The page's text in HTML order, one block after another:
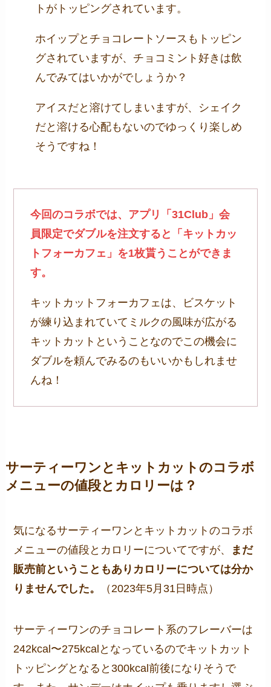
トがトッピングされています。
ホイップとチョコレートソースもトッピン
グされていますが、チョコミント好きは飲
んでみてはいかがでしょうか？
アイスだと溶けてしまいますが、シェイク
だと溶ける心配もないのでゆっくり楽しめ
そうですね！
今回のコラボでは、アプリ「31Club」会
員限定でダブルを注文すると「キットカッ
トフォーカフェ」を1枚貰うことができま
す。
キットカットフォーカフェは、ビスケット
が練り込まれていてミルクの風味が広がる
キットカットということなのでこの機会に
ダブルを頼んでみるのもいいかもしれませ
んね！
サーティーワンとキットカットのコラボ
メニューの値段とカロリーは？
気になるサーティーワンとキットカットのコラボ
メニューの値段とカロリーについてですが、
まだ
販売前ということもありカロリーについては分か
りませんでした。
（2023年5月31日時点）
サーティーワンのチョコレート系のフレーバーは
242kcal〜275kcalとなっているのでキットカット
トッピングとなると300kcal前後になりそうで